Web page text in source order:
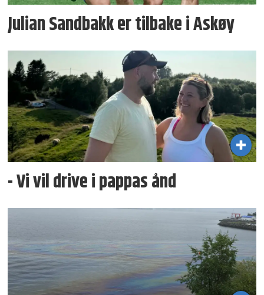
Julian Sandbakk er tilbake i Askøy
- Vi vil drive i pappas ånd